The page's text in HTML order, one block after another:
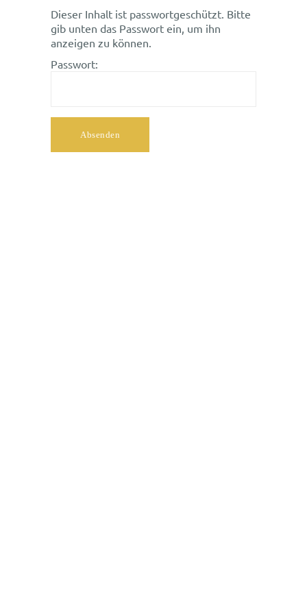
Dieser Inhalt ist passwortgeschützt. Bitte
gib unten das Passwort ein, um ihn
anzeigen zu können.
Passwort: